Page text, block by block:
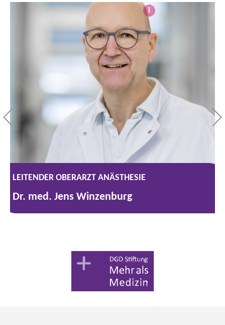
i
LEITENDER OBERARZT ANÄSTHESIE
Dr. med. Jens Winzenburg